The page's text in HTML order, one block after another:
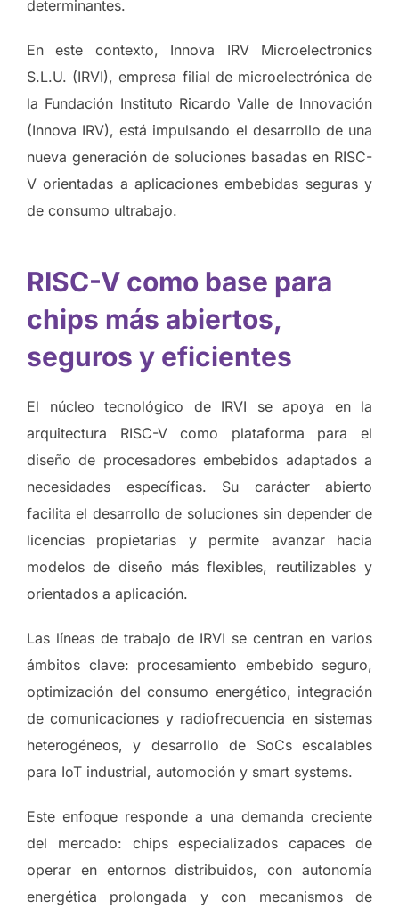
determinantes.
En este contexto, Innova IRV Microelectronics
S.L.U. (IRVI), empresa filial de microelectrónica de
la Fundación Instituto Ricardo Valle de Innovación
(Innova IRV), está impulsando el desarrollo de una
nueva generación de soluciones basadas en RISC-
V orientadas a aplicaciones embebidas seguras y
de consumo ultrabajo.
RISC-V como base para
chips más abiertos,
seguros y eficientes
El núcleo tecnológico de IRVI se apoya en la
arquitectura RISC-V como plataforma para el
diseño de procesadores embebidos adaptados a
necesidades específicas. Su carácter abierto
facilita el desarrollo de soluciones sin depender de
licencias propietarias y permite avanzar hacia
modelos de diseño más flexibles, reutilizables y
orientados a aplicación.
Las líneas de trabajo de IRVI se centran en varios
ámbitos clave: procesamiento embebido seguro,
optimización del consumo energético, integración
de comunicaciones y radiofrecuencia en sistemas
heterogéneos, y desarrollo de SoCs escalables
para IoT industrial, automoción y smart systems.
Este enfoque responde a una demanda creciente
del mercado: chips especializados capaces de
operar en entornos distribuidos, con autonomía
energética prolongada y con mecanismos de